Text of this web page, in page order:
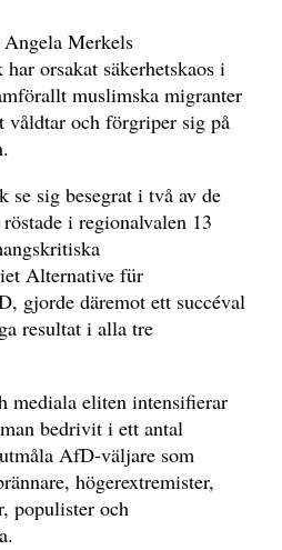
Merkels
orsakat säkerhetskaos i
muslimska migranter
våldtar och förgriper sig på
se sig besegrat i två av de
i regionalvalen 13
Alternative für
gjorde däremot ett succéval
resultat i alla tre
mediala eliten intensifierar
bedrivit i ett antal
AfD-väljare som
högerextremister,
populister och